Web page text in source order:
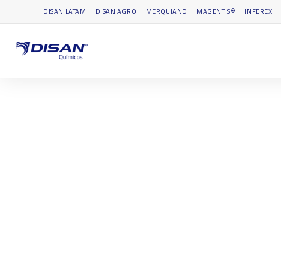
DISAN LATAM DISAN AGRO MERQUIAND MAGENTIS® INFEREX